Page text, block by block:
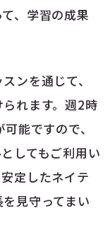
、学習の成果
ンを通じて、
れます。週2時
能ですので、
してもご利用い
定したネイテ
見守ってまい